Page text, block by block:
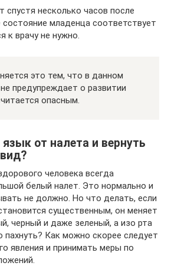
спустя несколько часов после
младенца соответствует
к врачу не нужно.
это тем, что в данном
предупреждает о развитии
опасным.
от налета и вернуть
человека всегда
белый налет. Это нормально и
не должно. Но что делать, если
существенным, он меняет
черный и даже зеленый, а изо рта
пахнуть? Как можно скорее следует
явления и принимать меры по